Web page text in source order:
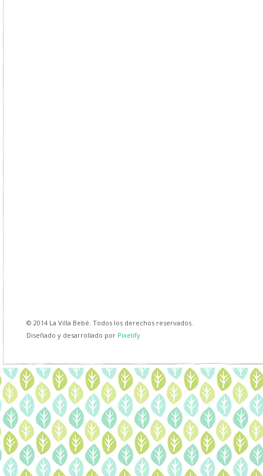
© 2014 La Villa Bebé. Todos los derechos reservados.
Diseñado y desarrollado por Pixelify